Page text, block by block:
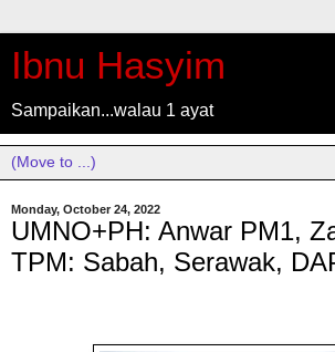
Ibnu Hasyim
Sampaikan...walau 1 ayat
Monday, October 24, 2022
UMNO+PH: Anwar PM1,
TPM: Sabah, Serawak,